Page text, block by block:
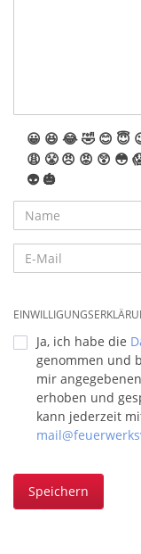
😀 😆 😂🤣 😊 😇
😩 😤 😠 😡 😲 😳
👽 🎃
Ja, ich habe die
genommen und
mir
erhoben und
kann jederzeit
Speichern